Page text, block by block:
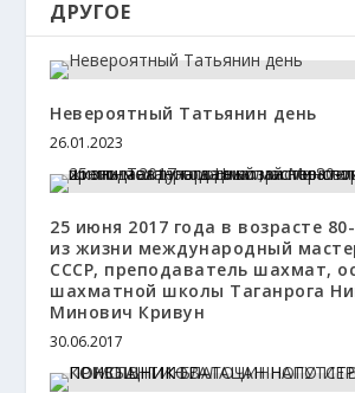
ДРУГОЕ
Невероятный Татьянин день
26.01.2023
25 июня 2017 года в возрасте
из жизни международный
СССР, преподаватель шахмат,
шахматной школы Таганрога
Минович Кривун
30.06.2017